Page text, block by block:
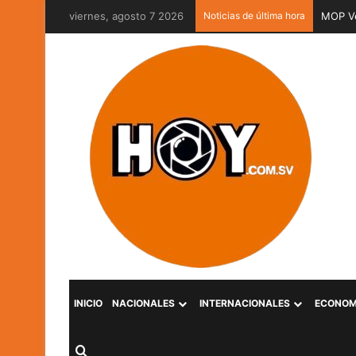
viernes, agosto 7 2026 Noticias de última hora
INICIO NACIONALES INTERNACIONALES
Buscar por